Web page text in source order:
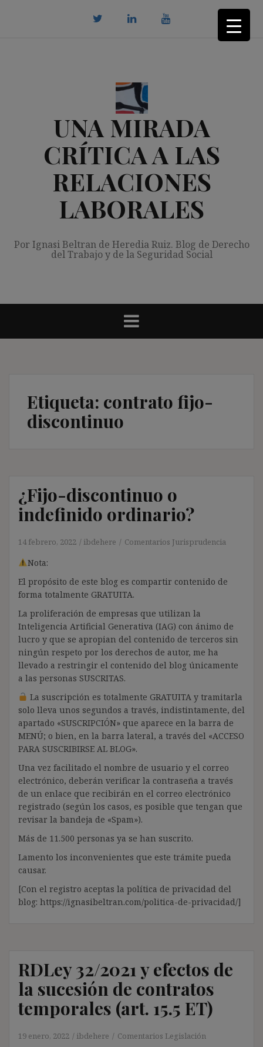
UNA MIRADA
CRÍTICA A LAS
RELACIONES
LABORALES
Por Ignasi Beltran de Heredia Ruiz. Blog de Derecho
del Trabajo y de la Seguridad Social
Etiqueta: contrato fijo-
discontinuo
¿Fijo-discontinuo o
indefinido ordinario?
14 febrero, 2022 ibdehere Comentarios Jurisprudencia
Nota:
El propósito de este blog es compartir contenido de
forma totalmente GRATUITA.
La proliferación de empresas que utilizan la
Inteligencia Artificial Generativa (IAG) con ánimo de
lucro y que se apropian del contenido de terceros sin
ningún respeto por los derechos de autor, me ha
llevado a restringir el contenido del blog únicamente
a las personas SUSCRITAS.
La suscripción es totalmente GRATUITA y tramitarla
solo lleva unos segundos a través, indistintamente, del
apartado «SUSCRIPCIÓN» que aparece en la barra de
MENÚ; o bien, en la barra lateral, a través del «ACCESO
PARA SUSCRIBIRSE AL BLOG».
Una vez facilitado el nombre de usuario y el correo
electrónico, deberán verificar la contraseña a través
de un enlace que recibirán en el correo electrónico
registrado (según los casos, es posible que tengan que
revisar la bandeja de «Spam»).
Más de 11.500 personas ya se han suscrito.
Lamento los inconvenientes que este trámite pueda
causar.
[Con el registro aceptas la política de privacidad del
blog: https://ignasibeltran.com/politica-de-privacidad/]
RDLey 32/2021 y efectos de
la sucesión de contratos
temporales (art. 15.5 ET)
19 enero, 2022 ibdehere Comentarios Legislación